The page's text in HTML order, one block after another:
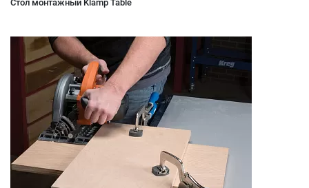
Стол монтажный Klamp Table